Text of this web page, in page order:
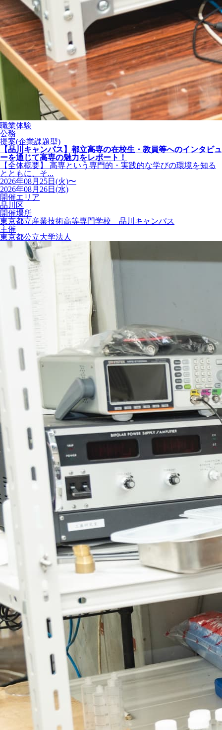
職業体験
公務
提案(企業課題型)
【品川キャンパス】都立高専の在校生・教員等へのインタビュ
ーを通じて高専の魅力をレポート！
【全体概要】 高専という専門的・実践的な学びの環境を知る
とともに、そ...
2026年08月25日(火)〜
2026年08月26日(水)
開催エリア
品川区
開催場所
東京都立産業技術高等専門学校 品川キャンパス
主催
東京都公立大学法人